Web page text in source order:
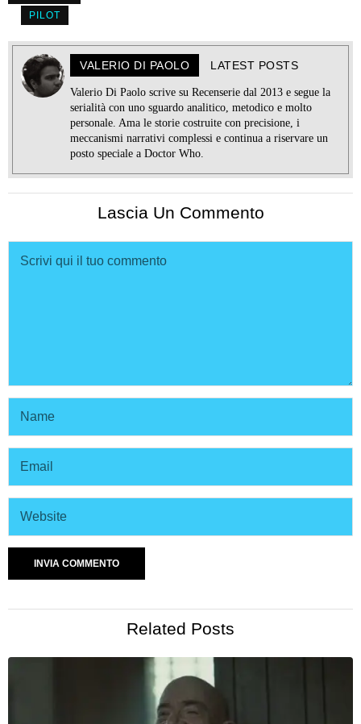
PILOT
VALERIO DI PAOLO LATEST POSTS
Valerio Di Paolo scrive su Recenserie dal 2013 e segue la
serialità con uno sguardo analitico, metodico e molto
personale. Ama le storie costruite con precisione, i
meccanismi narrativi complessi e continua a riservare un
posto speciale a Doctor Who.
Lascia Un Commento
Related Posts